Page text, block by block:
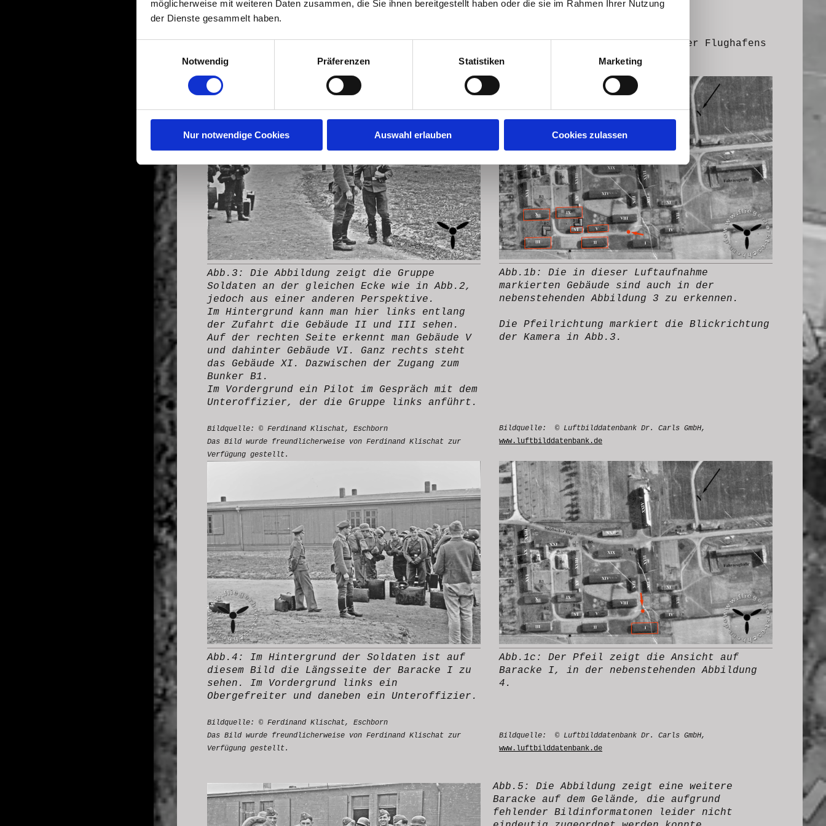
möglicherweise mit weiteren Daten zusammen, die Sie ihnen bereitgestellt haben oder die sie im Rahmen Ihrer Nutzung
der Dienste gesammelt haben.
Notwendig
Präferenzen Statistiken Marketing
Nur notwendige Cookies Auswahl erlauben Cookies zulassen
Verfügung gestellt.
Einen noch besseren Überblick über die Baracken in diesem Bereich des Eschborner Flughafens
geben die nachfolgenden Bilder.
Abb.3: Die Abbildung zeigt die Gruppe
Soldaten an der gleichen Ecke wie in Abb.2,
jedoch aus einer anderen Perspektive.
Im Hintergrund kann man hier links entlang
der Zufahrt die Gebäude II und III sehen.
Auf der rechten Seite erkennt man Gebäude V
und dahinter Gebäude VI. Ganz rechts steht
das Gebäude XI. Dazwischen der Zugang zum
Bunker B1.
Im Vordergrund ein Pilot im Gespräch mit dem
Unteroffizier, der die Gruppe links anführt.
Bildquelle: © Ferdinand Klischat, Eschborn
Das Bild wurde freundlicherweise von Ferdinand Klischat zur
Verfügung gestellt.
Abb.1b: Die in dieser Luftaufnahme
markierten Gebäude sind auch in der
nebenstehenden Abbildung 3 zu erkennen.
Die Pfeilrichtung markiert die Blickrichtung
der Kamera in Abb.3.
Bildquelle: © Luftbilddatenbank Dr. Carls GmbH,
www.luftbilddatenbank.de
Abb.4: Im Hintergrund der Soldaten ist auf
diesem Bild die Längsseite der Baracke I zu
sehen. Im Vordergrund links ein
Obergefreiter und daneben ein Unteroffizier.
Bildquelle: © Ferdinand Klischat, Eschborn
Das Bild wurde freundlicherweise von Ferdinand Klischat zur
Verfügung gestellt.
Abb.1c: Der Pfeil zeigt die Ansicht auf
Baracke I, in der nebenstehenden Abbildung
4.
Bildquelle: © Luftbilddatenbank Dr. Carls GmbH,
www.luftbilddatenbank.de
Abb.5: Die Abbildung zeigt eine weitere
Baracke auf dem Gelände, die aufgrund
fehlender Bildinformatonen leider nicht